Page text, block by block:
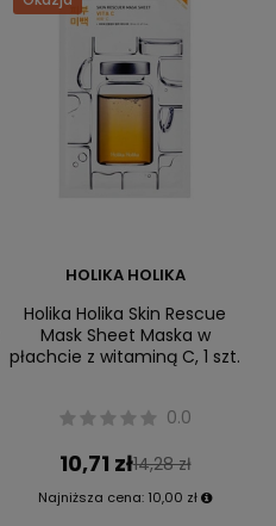
HOLIKA HOLIKA
Holika Holika Skin Rescue
Mask Sheet Maska w
płachcie z witaminą C, 1 szt.
0.0
10,71 zł14,28 zł
Najniższa cena: 10,00 zł